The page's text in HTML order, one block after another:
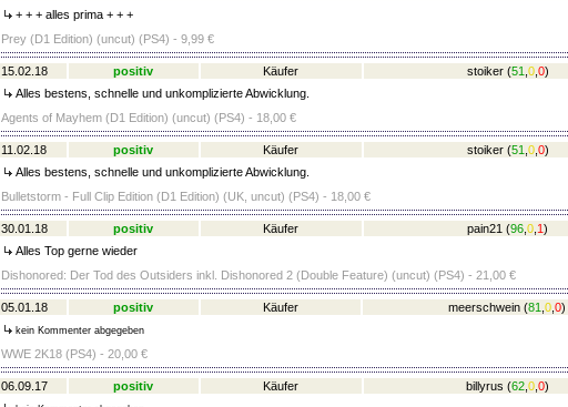
+ + + alles prima + + +
Prey (D1 Edition) (uncut) (PS4) - 9,99 €
15.02.18 positiv Käufer stoiker (51 0, 0)
Alles bestens, schnelle und unkomplizierte Abwicklung.
Agents of Mayhem (D1 Edition) (uncut) (PS4) - 18,00 €
11.02.18 positiv Käufer stoiker (51 0, 0)
Alles bestens, schnelle und unkomplizierte Abwicklung.
Bulletstorm - Full Clip Edition (D1 Edition) (UK, uncut) (PS4) - 18,00 €
30.01.18 positiv Käufer pain21 (96 0 1)
Alles Top gerne wieder
Dishonored: Der Tod des Outsiders inkl. Dishonored 2 (Double Feature) (uncut) (PS4) - 21,00 €
05.01.18 positiv Käufer meerschwein (81 0 0)
kein Kommenter abgegeben
WWE 2K18 (PS4) - 20,00 €
06.09.17 positiv Käufer billyrus (62 0 0)